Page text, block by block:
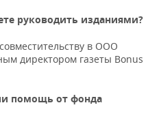
руководить изданиями?
в ООО
директором газеты Bonus
помощь от фонда